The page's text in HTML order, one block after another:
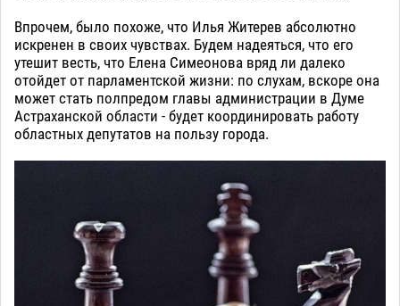
Впрочем, было похоже, что Илья Житерев абсолютно
искренен в своих чувствах. Будем надеяться, что его
утешит весть, что Елена Симеонова вряд ли далеко
отойдет от парламентской жизни: по слухам, вскоре она
может стать полпредом главы администрации в Думе
Астраханской области - будет координировать работу
областных депутатов на пользу города.